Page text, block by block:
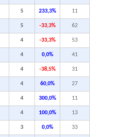
5 233,3% 11
5 -33,3% 62
4 -33,3% 53
4 0,0% 41
4 -38,5% 31
4 60,0% 27
4 300,0% 11
4 100,0% 13
3 0,0% 33